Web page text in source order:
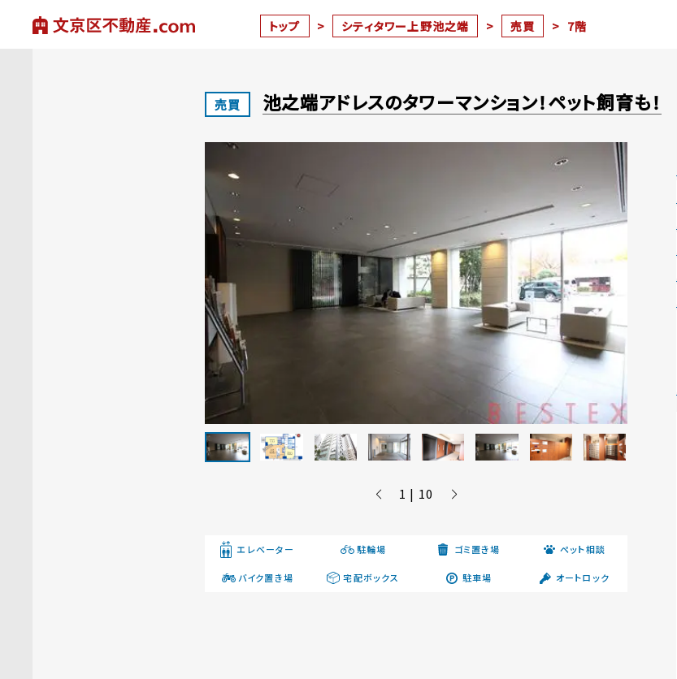
トップ > シティタワー上野池之端 > 売買 > 7階
売買 池之端アドレスのタワーマンション！ペット飼育も！
1 | 10
エレベーター 駐輪場 ゴミ置き場 ペット相談
バイク置き場 宅配ボックス 駐車場 オートロック